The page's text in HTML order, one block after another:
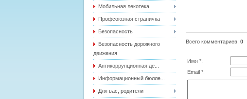
Мобильная лекотека
Профсоюзная страничка
Безопасность
Безопасность дорожного
движения
Антикоррупционная де...
Информационный бюлле...
Для вас, родители
Всего комментариев: 0
Имя *:
Email *: